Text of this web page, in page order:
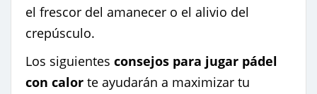
el frescor del amanecer o el alivio del
crepúsculo.
Los siguientes consejos para jugar pádel
con calor te ayudarán a maximizar tu